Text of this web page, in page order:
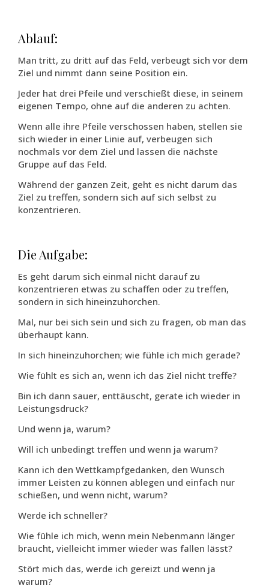
Ablauf:
Man tritt, zu dritt auf das Feld, verbeugt sich vor dem
Ziel und nimmt dann seine Position ein.
Jeder hat drei Pfeile und verschießt diese, in seinem
eigenen Tempo, ohne auf die anderen zu achten.
Wenn alle ihre Pfeile verschossen haben, stellen sie
sich wieder in einer Linie auf, verbeugen sich
nochmals vor dem Ziel und lassen die nächste
Gruppe auf das Feld.
Während der ganzen Zeit, geht es nicht darum das
Ziel zu treffen, sondern sich auf sich selbst zu
konzentrieren.
Die Aufgabe:
Es geht darum sich einmal nicht darauf zu
konzentrieren etwas zu schaffen oder zu treffen,
sondern in sich hineinzuhorchen.
Mal, nur bei sich sein und sich zu fragen, ob man das
überhaupt kann.
In sich hineinzuhorchen; wie fühle ich mich gerade?
Wie fühlt es sich an, wenn ich das Ziel nicht treffe?
Bin ich dann sauer, enttäuscht, gerate ich wieder in
Leistungsdruck?
Und wenn ja, warum?
Will ich unbedingt treffen und wenn ja warum?
Kann ich den Wettkampfgedanken, den Wunsch
immer Leisten zu können ablegen und einfach nur
schießen, und wenn nicht, warum?
Werde ich schneller?
Wie fühle ich mich, wenn mein Nebenmann länger
braucht, vielleicht immer wieder was fallen lässt?
Stört mich das, werde ich gereizt und wenn ja
warum?